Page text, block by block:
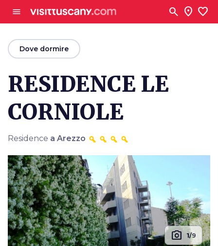
menu search location_on favorite
arrow_backDove dormire
RESIDENCE LE
CORNIOLE
Residence a Arezzo
photo_camera 1/9